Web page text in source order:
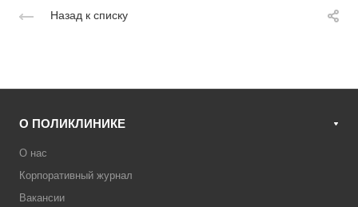
Назад к списку
О ПОЛИКЛИНИКЕ
О нас
Корпоративный журнал
Вакансии